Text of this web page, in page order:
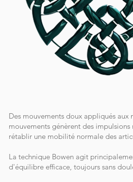
Des mouvements doux appliqués aux
mouvements génèrent des
rétablir une mobilité normale des
La technique Bowen agit
d'équilibre efficace, toujours sans